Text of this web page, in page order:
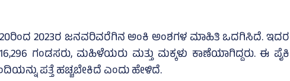
2023ರ ಜನವರಿವರೆಗಿನ ಅಂಕಿ ಅಂಶಗಳ ಮಾಹಿತಿ ಒದಗಿಸಿದೆ. ಇದರ
ಗಂಡಸರು, ಮಹಿಳೆಯರು ಮತ್ತು ಮಕ್ಕಳು ಕಾಣೆಯಾಗಿದ್ದರು. ಈ ಪೈಕಿ
ಪತ್ತೆ ಹಚ್ಚಬೇಕಿದೆ ಎಂದು ಹೇಳಿದೆ.